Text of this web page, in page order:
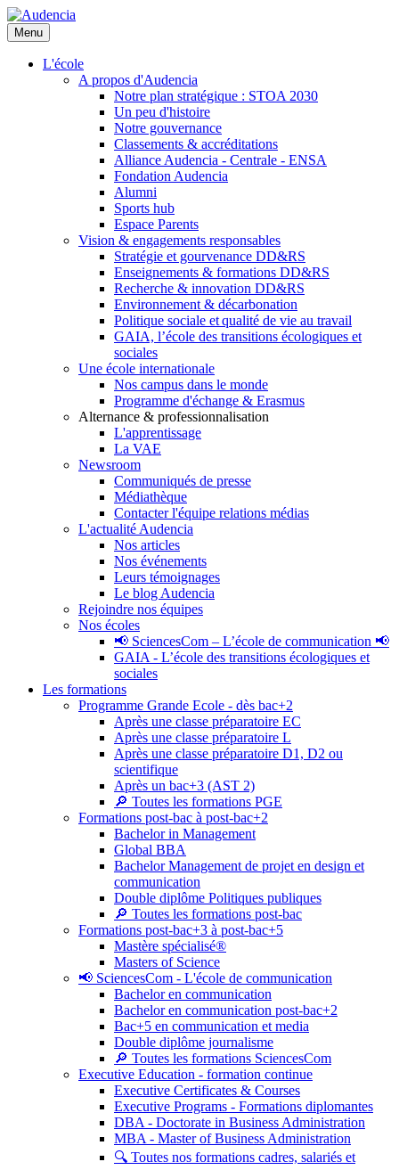
Aller
au
contenu
principal
Menu
L'école
A propos d'Audencia
Notre plan stratégique : STOA 2030
Un peu d'histoire
Notre gouvernance
Classements & accréditations
Alliance Audencia - Centrale - ENSA
Fondation Audencia
Alumni
Sports hub
Espace Parents
Vision & engagements responsables
Stratégie et gourvenance DD&RS
Enseignements & formations DD&RS
Recherche & innovation DD&RS
Environnement & décarbonation
Politique sociale et qualité de vie au travail
GAIA, l’école des transitions écologiques et
sociales
Une école internationale
Nos campus dans le monde
Programme d'échange & Erasmus
Alternance & professionnalisation
L'apprentissage
La VAE
Newsroom
Communiqués de presse
Médiathèque
Contacter l'équipe relations médias
L'actualité Audencia
Nos articles
Nos événements
Leurs témoignages
Le blog Audencia
Rejoindre nos équipes
Nos écoles
📢 SciencesCom – L’école de communication 📢
GAIA - L’école des transitions écologiques et
sociales
Les formations
Programme Grande Ecole - dès bac+2
Après une classe préparatoire EC
Après une classe préparatoire L
Après une classe préparatoire D1, D2 ou
scientifique
Après un bac+3 (AST 2)
🔎 Toutes les formations PGE
Formations post-bac à post-bac+2
Bachelor in Management
Global BBA
Bachelor Management de projet en design et
communication
Double diplôme Politiques publiques
🔎 Toutes les formations post-bac
Formations post-bac+3 à post-bac+5
Mastère spécialisé®
Masters of Science
📢 SciencesCom - L'école de communication
Bachelor en communication
Bachelor en communication post-bac+2
Bac+5 en communication et media
Double diplôme journalisme
🔎 Toutes les formations SciencesCom
Executive Education - formation continue
Executive Certificates & Courses
Executive Programs - Formations diplomantes
DBA - Doctorate in Business Administration
MBA - Master of Business Administration
🔍 Toutes nos formations cadres, salariés et